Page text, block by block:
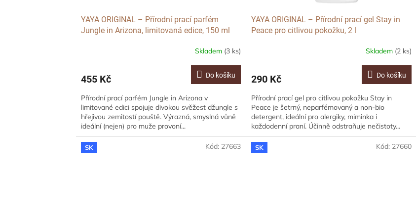
ůYAYA ORIGINAL – Přírodní prací parfém
Jungle in Arizona, limitovaná edice, 150 ml
Skladem (3 ks)
455 Kč Do košíku
Přírodní prací parfém Jungle in Arizona v
limitované edici spojuje divokou svěžest džungle s
hřejivou zemitostí pouště. Výrazná, smyslná vůně
ideální (nejen) pro muže provoní...
YAYA ORIGINAL – Přírodní prací gel Stay in
Peace pro citlivou pokožku, 2 l
Skladem (2 ks)
290 Kč Do košíku
Přírodní prací gel pro citlivou pokožku Stay in
Peace je šetrný, neparfémovaný a non-bio
detergent, ideální pro alergiky, miminka i
každodenní praní. Účinně odstraňuje nečistoty...
SK Kód: 27663 SK Kód: 27660